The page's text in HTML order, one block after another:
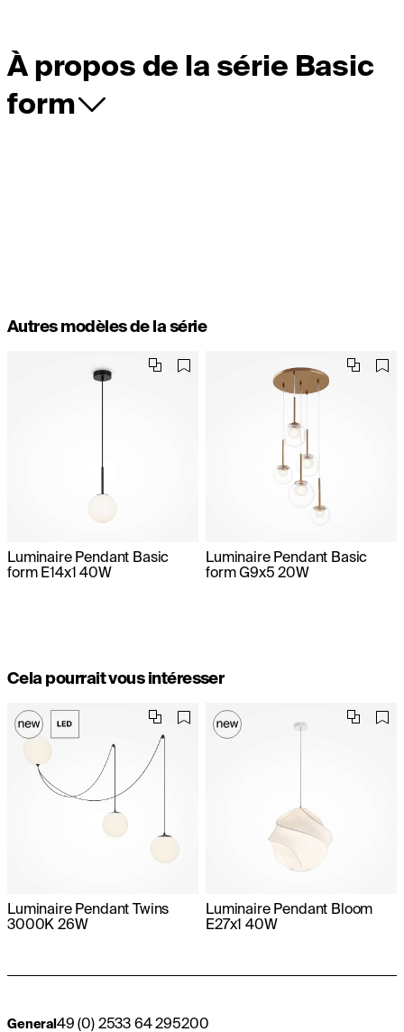
À propos de la série Basic
form
Autres modèles de la série
Luminaire Pendant Basic
form E14x1 40W
Luminaire Pendant Basic
form G9x5 20W
Cela pourrait vous intéresser
Luminaire Pendant Twins
3000K 26W
Luminaire Pendant Bloom
E27x1 40W
General49 (0) 2533 64 295200